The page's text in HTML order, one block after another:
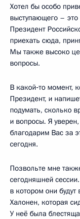
Хотел бы особо
выступающего –
Президент
приехать сюда,
Мы также высоко
вопросы.
В какой‑то момент,
Президент, и
подумать, сколько
и вопросы. Я
благодарим Вас за
сегодня.
Позвольте мне
сегодняшней
в котором они
Халонен, которая
У неё была